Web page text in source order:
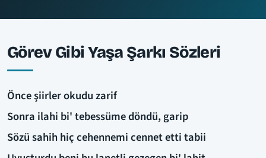
Görev Gibi Yaşa Şarkı Sözleri
Önce şiirler okudu zarif
Sonra ilahi bi' tebessüme döndü, garip
Sözü sahih hiç cehennemi cennet etti tabii